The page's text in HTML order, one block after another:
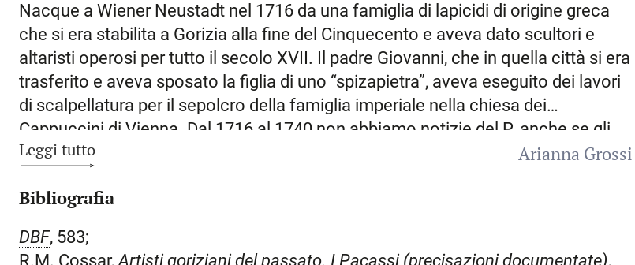
Nacque a Wiener Neustadt nel 1716 da una famiglia di lapicidi di origine greca
che si era stabilita a Gorizia alla fine del Cinquecento e aveva dato scultori e
altaristi operosi per tutto il secolo XVII. Il padre Giovanni, che in quella città si era
trasferito e aveva sposato la figlia di uno “spizapietra”, aveva eseguito dei lavori
di scalpellatura per il sepolcro della famiglia imperiale nella chiesa dei
Cappuccini di Vienna. Dal 1716 al 1740 non abbiamo notizie del P. anche se gli
esordi artistici e l’amicizia e protezione di Sigismondo d’Attems sembrano
prima opera nota: il palazzo edificato per i conti Attems di Santa Croce, che poi
comune di
. In esso l’ispirazione vagamente longheniana dello scalone
Leggi tutto
Arianna Grossi
Bibliografia
DBF, 583;
R.M. Cossar,Artisti goriziani del passato. I Pacassi (precisazioni documentate),